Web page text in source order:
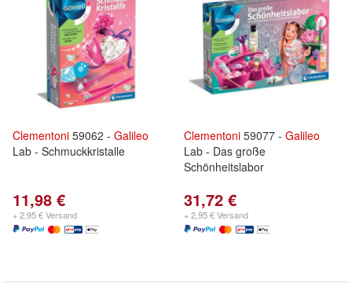
Clementoni 59062 - Galileo
Lab - Schmuckkristalle
11,98 €
+ 2,95 € Versand
Clementoni 59077 - Galileo
Lab - Das große
Schönheitslabor
31,72 €
+ 2,95 € Versand